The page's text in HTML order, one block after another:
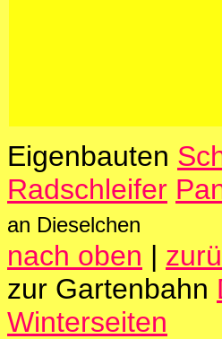
Eigenbauten
Radschleifer
an Dieselchen
nach oben |
zur Gartenbahn
Winterseiten